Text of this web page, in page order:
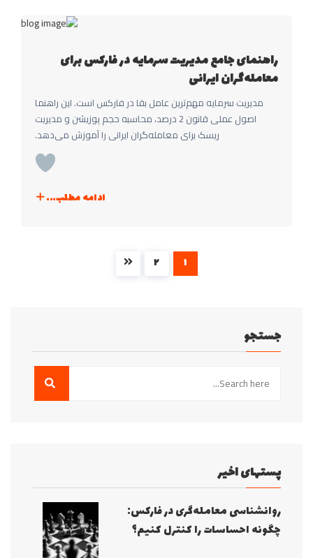
راهنمای جامع مدیریت سرمایه در فارکس برای
معامله‌گران ایرانی
مدیریت سرمایه مهم‌ترین عامل بقا در فارکس است. این راهنما
اصول عملی قانون 2 درصد، محاسبه حجم پوزیشن و مدیریت
ریسک برای معامله‌گران ایرانی را آموزش می‌دهد.
ادامه مطلب...
۱ ۲
جستجو
پستهای اخیر
روانشناسی معامله‌گری در فارکس:
چگونه احساسات را کنترل کنیم؟